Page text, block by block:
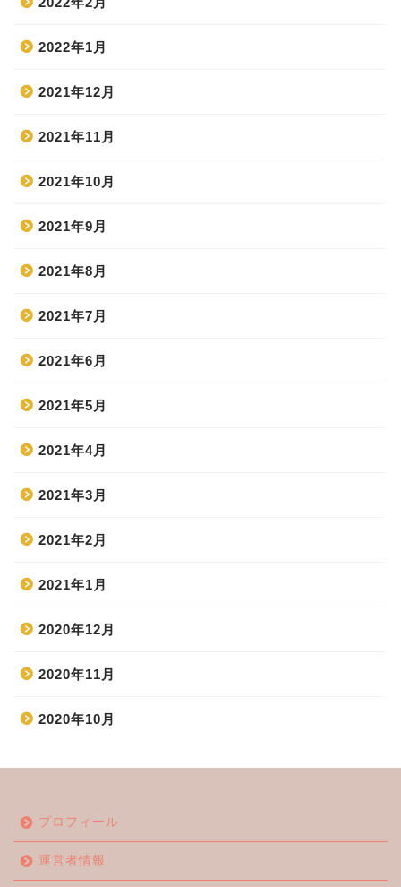
2022年1月
2021年12月
2021年11月
2021年10月
2021年9月
2021年8月
2021年7月
2021年6月
2021年5月
2021年4月
2021年3月
2021年2月
2021年1月
2020年12月
2020年11月
2020年10月
プロフィール
運営者情報
ジャニーズ